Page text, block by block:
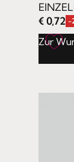
€0,72 -
Zur